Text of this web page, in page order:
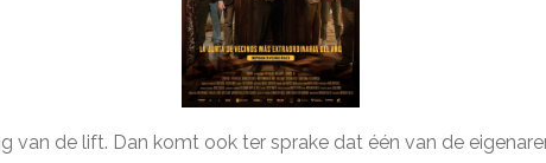
van de lift. Dan komt ook ter sprake dat één van de